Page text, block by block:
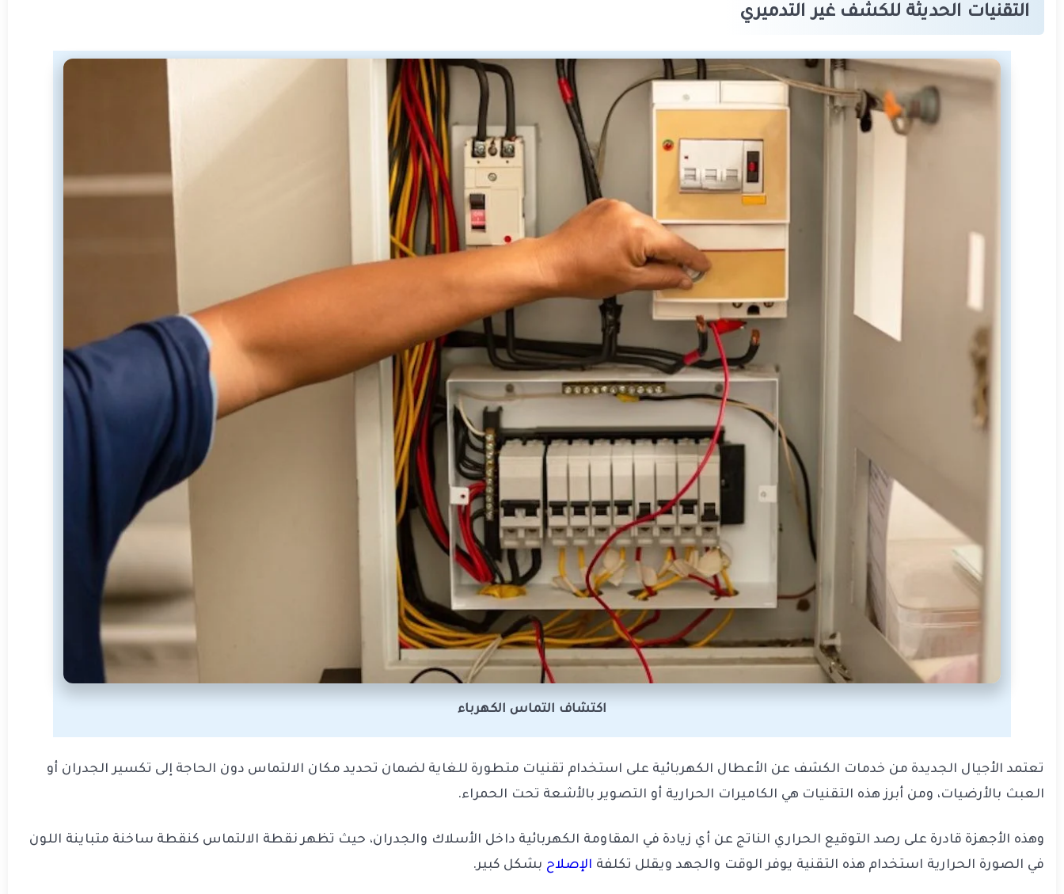
التقنيات الحديثة للكشف غير التدميري
اكتشاف التماس الكهرباء
تعتمد الأجيال الجديدة من خدمات الكشف عن الأعطال الكهربائية على استخدام تقنيات متطورة للغاية لضمان تحديد مكان الالتماس دون الحاجة إلى تكسير الجدران أو
العبث بالأرضيات، ومن أبرز هذه التقنيات هي الكاميرات الحرارية أو التصوير بالأشعة تحت الحمراء.
وهذه الأجهزة قادرة على رصد التوقيع الحراري الناتج عن أي زيادة في المقاومة الكهربائية داخل الأسلاك والجدران، حيث تظهر نقطة الالتماس كنقطة ساخنة متباينة اللون
في الصورة الحرارية استخدام هذه التقنية يوفر الوقت والجهد ويقلل تكلفة الإصلاح بشكل كبير.